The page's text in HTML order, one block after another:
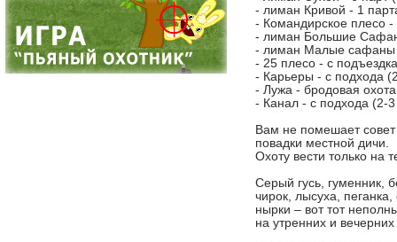
- лиман Кривой - 1
- Командирское плесо -
- лиман Большие
- лиман Малые сафаны
- 25 плесо - с
- Карьеры - с подхода
- Лужа - бродовая
- Канал - с подхода (2-
Вам не помешает
повадки местной дичи.
Охоту вести только на
Серый гусь, гуменник,
чирок, лысуха, пеганка,
нырки – вот тот
на утренних и вечерних